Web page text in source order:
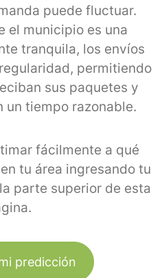
puede fluctuar.
el municipio es una
tranquila, los envíos
permitiendo
sus paquetes y
un tiempo razonable.
fácilmente a qué
tu área ingresando tu
parte superior de esta
predicción